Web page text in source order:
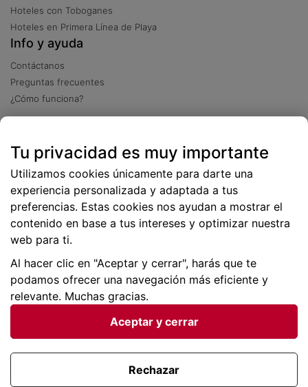
Hoteles con Toboganes
Hoteles en Primera Línea de Playa
Info y ayuda
Contáctanos
Preguntas frecuentes
¿Cómo funciona?
Más de 2 millones de descargas
Condiciones generales |Privacidad de datos | Política
Viajes para ti SLU Copyright © BuscoUnChollo.com
Tu privacidad es muy importante
Utilizamos cookies únicamente para darte una
experiencia personalizada y adaptada a tus
preferencias. Estas cookies nos ayudan a mostrar el
contenido en base a tus intereses y optimizar nuestra
web para ti.
Al hacer clic en "Aceptar y cerrar", harás que te
podamos ofrecer una navegación más eficiente y
relevante. Muchas gracias.
Aceptar y cerrar
Rechazar